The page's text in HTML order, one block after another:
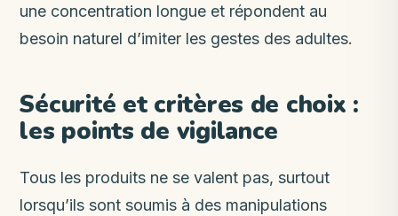
une concentration longue et répondent au
besoin naturel d’imiter les gestes des adultes.
Sécurité et critères de choix :
les points de vigilance
Tous les produits ne se valent pas, surtout
lorsqu’ils sont soumis à des manipulations